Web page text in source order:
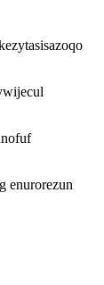
enurorezun